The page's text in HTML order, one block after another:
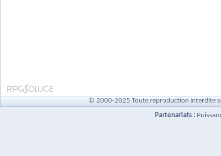
© 2000-2025 Toute reproduction interdite
Partenariats :